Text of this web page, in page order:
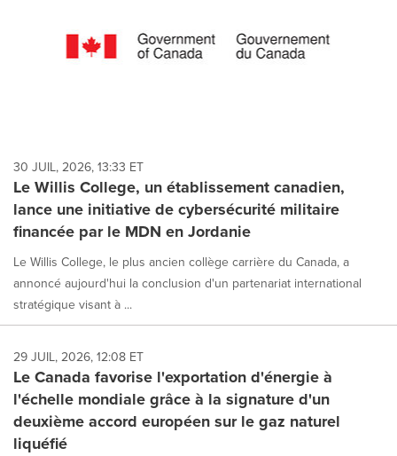
30 JUIL, 2026, 13:33 ET
Le Willis College, un établissement canadien,
lance une initiative de cybersécurité militaire
financée par le MDN en Jordanie
Le Willis College, le plus ancien collège carrière du Canada, a
annoncé aujourd'hui la conclusion d'un partenariat international
stratégique visant à ...
29 JUIL, 2026, 12:08 ET
Le Canada favorise l'exportation d'énergie à
l'échelle mondiale grâce à la signature d'un
deuxième accord européen sur le gaz naturel
liquéfié